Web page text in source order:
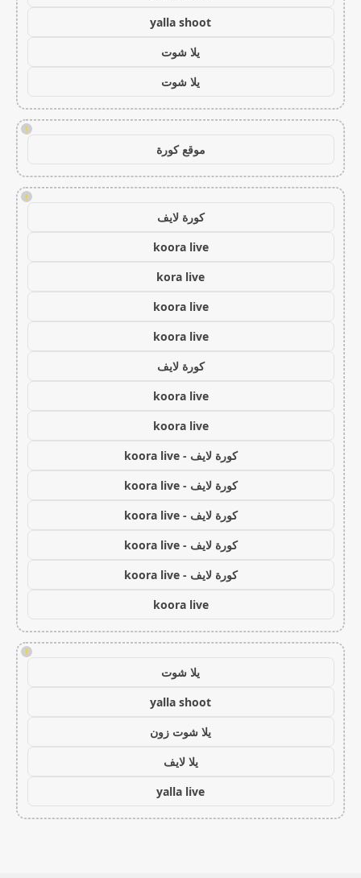
yalla shoot
يلا شوت
يلا شوت
!
موقع كورة
!
كورة لايف
koora live
kora live
koora live
koora live
كورة لايف
koora live
koora live
كورة لايف - koora live
كورة لايف - koora live
كورة لايف - koora live
كورة لايف - koora live
كورة لايف - koora live
koora live
!
يلا شوت
yalla shoot
يلا شوت زون
يلا لايف
yalla live